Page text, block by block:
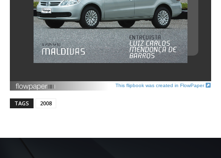
This flipbook was created in FlowPaper
TAGS 2008